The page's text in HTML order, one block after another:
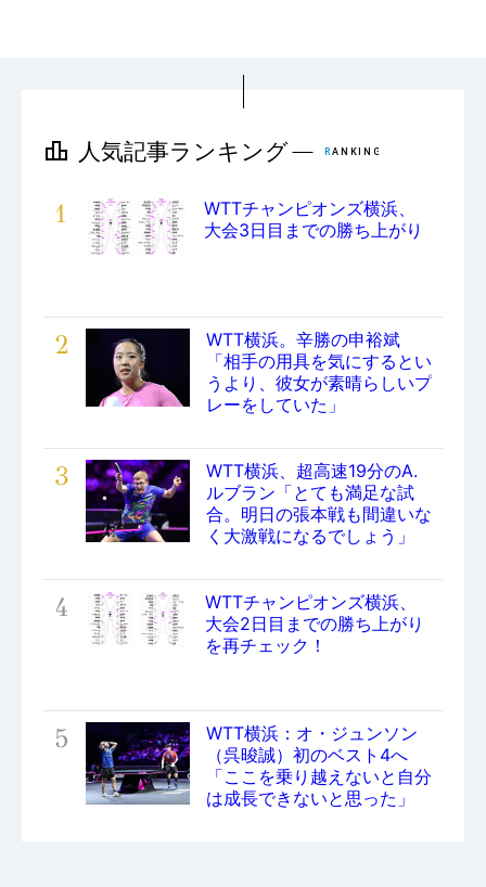
1
WTTチャンピオンズ横浜、
大会3日目までの勝ち上がり
2
WTT横浜。辛勝の申裕斌
「相手の用具を気にするとい
うより、彼女が素晴らしいプ
レーをしていた」
3
WTT横浜、超高速19分のA.
ルブラン「とても満足な試
合。明日の張本戦も間違いな
く大激戦になるでしょう」
4
WTTチャンピオンズ横浜、
大会2日目までの勝ち上がり
を再チェック！
5
WTT横浜：オ・ジュンソン
（呉晙誠）初のベスト4へ
「ここを乗り越えないと自分
は成長できないと思った」